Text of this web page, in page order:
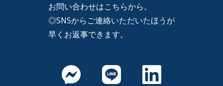
お問い合わせはこちらから。
◎SNSからご連絡いただいたほうが
早くお返事できます。